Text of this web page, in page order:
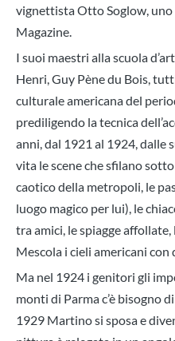
vignettista Otto Soglow,
Magazine.
I suoi maestri alla scuola
Henri, Guy Pène du Bois,
culturale americana del
prediligendo la tecnica
anni, dal 1921 al 1924, dalle
vita le scene che sfilano
caotico della metropoli, le
luogo magico per lui), le
tra amici, le spiagge
Mescola i cieli americani con
Ma nel 1924 i genitori gli
monti di Parma c’è bisogno
1929 Martino si sposa e